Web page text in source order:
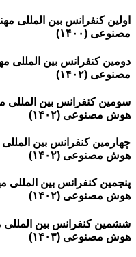
اولین کنفرانس بین المللی
مصنوعی (۱۴۰۰)
دومین کنفرانس بین المللی
مصنوعی (۱۴۰۲)
سومین کنفرانس بین المللی
هوش مصنوعی (۱۴۰۲)
چهارمین کنفرانس بین
هوش مصنوعی (۱۴۰۲)
پنجمین کنفرانس بین المللی
هوش مصنوعی (۱۴۰۲)
ششمین کنفرانس بین المللی
هوش مصنوعی (۱۴۰۳)